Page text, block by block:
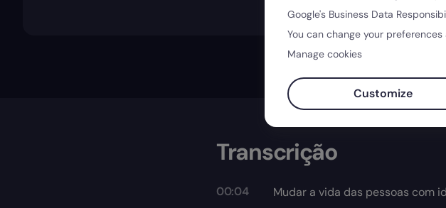
Transcrição
00:04 Mudar a vida das pessoas com
Google's Business Data
You can change your
Manage cookies
Customize